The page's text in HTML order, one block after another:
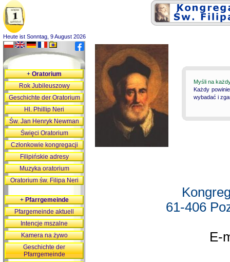
Heute ist Sonntag, 9 August 2026
Myśli na
Każdy
wybadać i
61-406
E-
+Oratorium
Rok Jubileuszowy
Geschichte der Oratorium
Hl. Phillip Neri
Św. Jan Henryk Newman
Święci Oratorium
Członkowie kongregacji
Filipińskie adresy
Muzyka oratorium
Oratorium św. Filipa Neri
+Pfarrgemeinde
Pfargemeinde aktuell
Intencje mszalne
Kamera na żywo
Geschichte der
Pfarrgemeinde